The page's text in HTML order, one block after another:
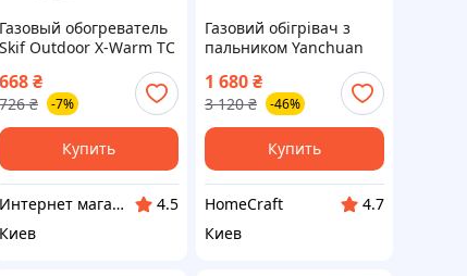
Газовый обогреватель
Skif Outdoor X-Warm TC
Доступный
668₴
726 ₴ -7%
Купить
Интернет магазин "Домовичок"
4.5
Киев
Газовий обігрівач з
пальником Yanchuan
YC-808B 1.3 кВт 1 балон
Чорний (2104618732),
900069BX2
1 680₴
3 120 ₴ -46%
Купить
HomeCraft
4.7
Киев